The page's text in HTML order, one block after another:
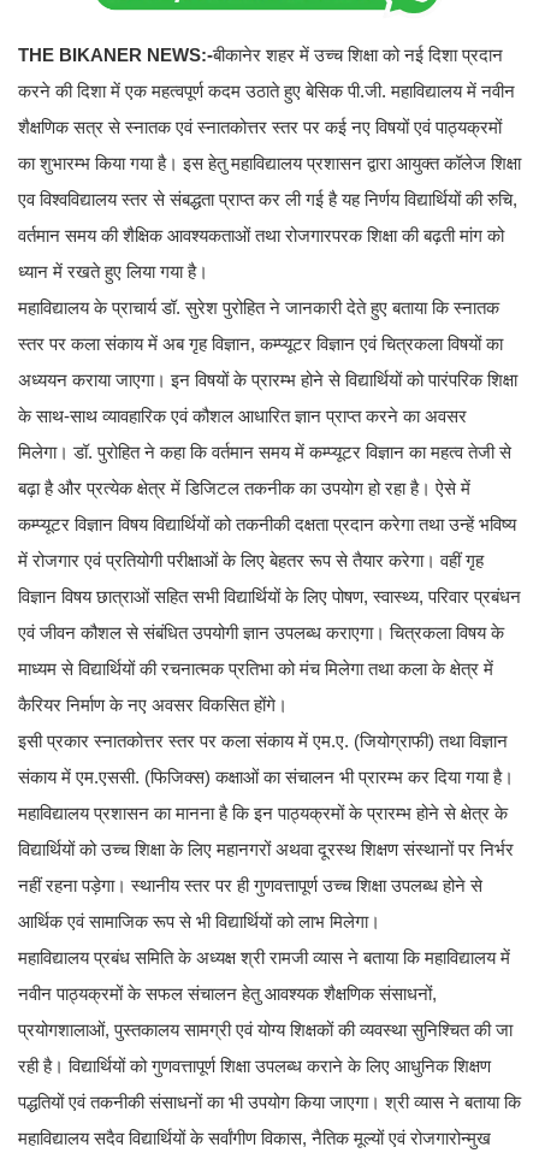
THE BIKANER NEWS:-बीकानेर शहर में उच्च शिक्षा को नई दिशा प्रदान
करने की दिशा में एक महत्वपूर्ण कदम उठाते हुए बेसिक पी.जी. महाविद्यालय में नवीन
शैक्षणिक सत्र से स्नातक एवं स्नातकोत्तर स्तर पर कई नए विषयों एवं पाठ्यक्रमों
का शुभारम्भ किया गया है। इस हेतु महाविद्यालय प्रशासन द्वारा आयुक्त कॉलेज शिक्षा
एव विश्वविद्यालय स्तर से संबद्धता प्राप्त कर ली गई है यह निर्णय विद्यार्थियों की रुचि,
वर्तमान समय की शैक्षिक आवश्यकताओं तथा रोजगारपरक शिक्षा की बढ़ती मांग को
ध्यान में रखते हुए लिया गया है।
महाविद्यालय के प्राचार्य डॉ. सुरेश पुरोहित ने जानकारी देते हुए बताया कि स्नातक
स्तर पर कला संकाय में अब गृह विज्ञान, कम्प्यूटर विज्ञान एवं चित्रकला विषयों का
अध्ययन कराया जाएगा। इन विषयों के प्रारम्भ होने से विद्यार्थियों को पारंपरिक शिक्षा
के साथ-साथ व्यावहारिक एवं कौशल आधारित ज्ञान प्राप्त करने का अवसर
मिलेगा। डॉ. पुरोहित ने कहा कि वर्तमान समय में कम्प्यूटर विज्ञान का महत्व तेजी से
बढ़ा है और प्रत्येक क्षेत्र में डिजिटल तकनीक का उपयोग हो रहा है। ऐसे में
कम्प्यूटर विज्ञान विषय विद्यार्थियों को तकनीकी दक्षता प्रदान करेगा तथा उन्हें भविष्य
में रोजगार एवं प्रतियोगी परीक्षाओं के लिए बेहतर रूप से तैयार करेगा। वहीं गृह
विज्ञान विषय छात्राओं सहित सभी विद्यार्थियों के लिए पोषण, स्वास्थ्य, परिवार प्रबंधन
एवं जीवन कौशल से संबंधित उपयोगी ज्ञान उपलब्ध कराएगा। चित्रकला विषय के
माध्यम से विद्यार्थियों की रचनात्मक प्रतिभा को मंच मिलेगा तथा कला के क्षेत्र में
कैरियर निर्माण के नए अवसर विकसित होंगे।
इसी प्रकार स्नातकोत्तर स्तर पर कला संकाय में एम.ए. (जियोग्राफी) तथा विज्ञान
संकाय में एम.एससी. (फिजिक्स) कक्षाओं का संचालन भी प्रारम्भ कर दिया गया है।
महाविद्यालय प्रशासन का मानना है कि इन पाठ्यक्रमों के प्रारम्भ होने से क्षेत्र के
विद्यार्थियों को उच्च शिक्षा के लिए महानगरों अथवा दूरस्थ शिक्षण संस्थानों पर निर्भर
नहीं रहना पड़ेगा। स्थानीय स्तर पर ही गुणवत्तापूर्ण उच्च शिक्षा उपलब्ध होने से
आर्थिक एवं सामाजिक रूप से भी विद्यार्थियों को लाभ मिलेगा।
महाविद्यालय प्रबंध समिति के अध्यक्ष श्री रामजी व्यास ने बताया कि महाविद्यालय में
नवीन पाठ्यक्रमों के सफल संचालन हेतु आवश्यक शैक्षणिक संसाधनों,
प्रयोगशालाओं, पुस्तकालय सामग्री एवं योग्य शिक्षकों की व्यवस्था सुनिश्चित की जा
रही है। विद्यार्थियों को गुणवत्तापूर्ण शिक्षा उपलब्ध कराने के लिए आधुनिक शिक्षण
पद्धतियों एवं तकनीकी संसाधनों का भी उपयोग किया जाएगा। श्री व्यास ने बताया कि
महाविद्यालय सदैव विद्यार्थियों के सर्वांगीण विकास, नैतिक मूल्यों एवं रोजगारोन्मुख